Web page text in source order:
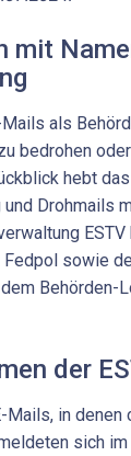
mit
als
bedrohen
hebt
Drohmails
ESTV
sowie
Behörden-
der
Mails, in denen
sich im